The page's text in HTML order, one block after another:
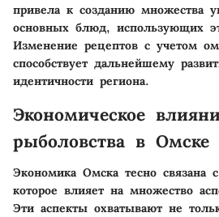
привела к созданию множества
основных блюд, использующих
Изменение рецептов с учетом
способствует дальнейшему
идентичности региона.
Экономическое
рыболовства в Омске
Экономика Омска тесно связана
которое влияет на множество
Эти аспекты охватывают не